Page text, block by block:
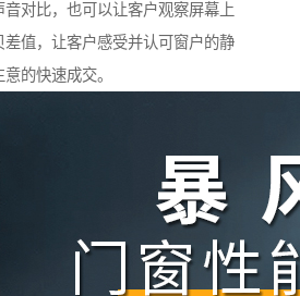
对比，也可以让客户观察屏幕上
差值，让客户感受并认可窗户的静
的快速成交。